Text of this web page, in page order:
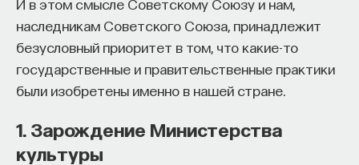
И в этом смысле Советскому Союзу и нам,
наследникам Советского Союза, принадлежит
безусловный приоритет в том, что какие-то
государственные и правительственные практики
были изобретены именно в нашей стране.
1. Зарождение Министерства
культуры
и эмоций с активностью нейромедиаторов
Автор курса:Вячеслав Дубынин— доктор
биологических наук, профессор кафедры
факультета МГУ им. М.В. Ломоносова
мы должны исполнить ее как можно лучше — как
и в том случае, если нам поручили роль царя. Если
мы стремимся к хорошей жизни, говорит
Эпиктет, то должны желать не того, чтобы
события соответствовали нашим желаниям,
иными словами, «принимать происходящее таким,
каково оно есть».